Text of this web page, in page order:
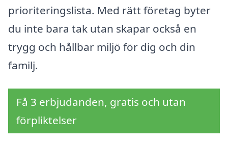
prioriteringslista. Med rätt företag byter
du inte bara tak utan skapar också en
trygg och hållbar miljö för dig och din
familj.
Få 3 erbjudanden, gratis och utan
förpliktelser